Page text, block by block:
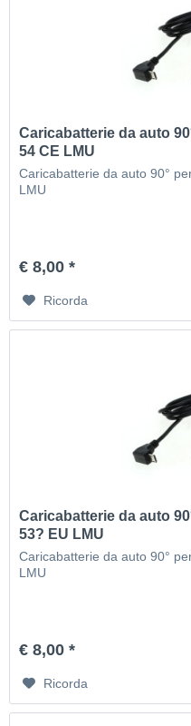
Caricabatterie da auto
54 CE LMU
Caricabatterie da auto 90°
LMU
€ 8,00 *
Ricorda
Caricabatterie da auto
53? EU LMU
Caricabatterie da auto 90°
LMU
€ 8,00 *
Ricorda